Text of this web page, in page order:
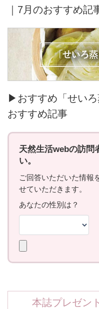
｜7月のおすすめ記
▶おすすめ「せい
おすすめ記事
本誌プレゼン